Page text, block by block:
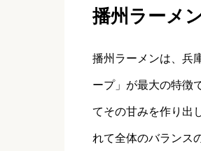
播州ラーメ
播州ラーメンは、兵
ープ」が最大の特徴
てその甘みを作り出
れて全体のバランス